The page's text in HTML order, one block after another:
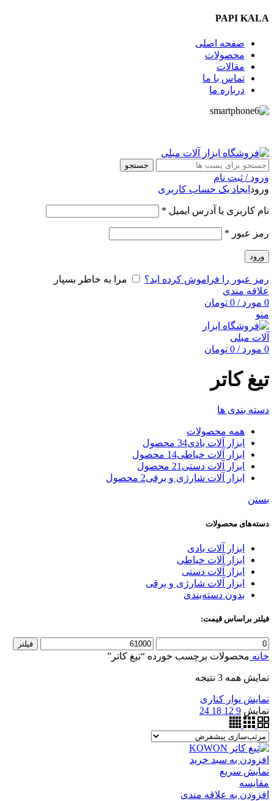
PAPI KALA
صفحه اصلی
محصولات
مقالات
تماس با ما
درباره ما
جستجو
ورود / ثبت نام
ورود ایجاد یک حساب کاربری
نام کاربری یا آدرس ایمیل *
رمز عبور *
ورود
رمز عبور را فراموش کرده اید؟
مرا به خاطر بسپار
علاقه مندی
0 مورد /
0 تومان
منو
0 مورد /
0 تومان
تیغ کاتر
دسته بندی ها
همه محصولات
ابزار آلات بادی34 محصول
ابزار آلات خیاطی14 محصول
ابزار آلات دستی21 محصول
ابزار آلات شارژی و برقی2 محصول
بستن
دسته‌های محصولات
ابزار آلات بادی
ابزار آلات خیاطی
ابزار آلات دستی
ابزار آلات شارژی و برقی
بدون دسته‌بندی
فیلتر براساس قیمت:
حداقل
قیمت
حداکثر
قیمت
فیلتر
خانه محصولات برچسب خورده “تیغ کاتر”
نمایش همه 3 نتیجه
نمایش نوار کناری
نمایش 9
12
18
24
افزودن به سبد خرید
نمایش سریع
مقايسه
افزودن به علاقه مندی